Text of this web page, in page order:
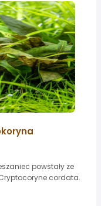
powstały ze
cordata.